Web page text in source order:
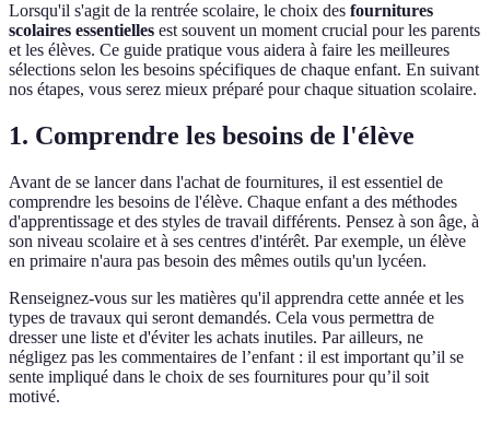
Lorsqu'il s'agit de la rentrée scolaire, le choix des fournitures
scolaires essentielles est souvent un moment crucial pour les parents
et les élèves. Ce guide pratique vous aidera à faire les meilleures
sélections selon les besoins spécifiques de chaque enfant. En suivant
nos étapes, vous serez mieux préparé pour chaque situation scolaire.
1. Comprendre les besoins de l'élève
Avant de se lancer dans l'achat de fournitures, il est essentiel de
comprendre les besoins de l'élève. Chaque enfant a des méthodes
d'apprentissage et des styles de travail différents. Pensez à son âge, à
son niveau scolaire et à ses centres d'intérêt. Par exemple, un élève
en primaire n'aura pas besoin des mêmes outils qu'un lycéen.
Renseignez-vous sur les matières qu'il apprendra cette année et les
types de travaux qui seront demandés. Cela vous permettra de
dresser une liste et d'éviter les achats inutiles. Par ailleurs, ne
négligez pas les commentaires de l’enfant : il est important qu’il se
sente impliqué dans le choix de ses fournitures pour qu’il soit
motivé.